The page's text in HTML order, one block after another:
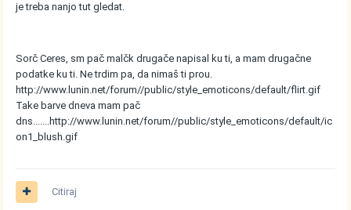
je treba nanjo tut gledat.
Sorč Ceres, sm pač malčk drugače napisal ku ti, a mam drugačne
podatke ku ti. Ne trdim pa, da nimaš ti prou.
http://www.lunin.net/forum//public/style_emoticons/default/flirt.gif
Take barve dneva mam pač
dns.......http://www.lunin.net/forum//public/style_emoticons/default/ic
on1_blush.gif
Citiraj